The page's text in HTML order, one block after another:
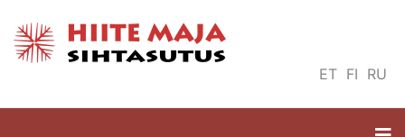
ET FI RU